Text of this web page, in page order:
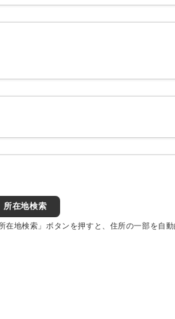
所在地検索
所在地検索」ボタンを押すと、住所の一部を自動